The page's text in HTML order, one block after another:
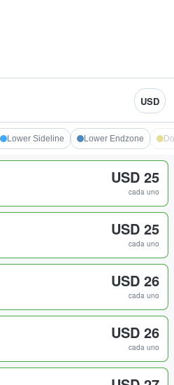
USD
Lower Sideline Lower Endzone
USD 25
cada uno
USD 25
cada uno
USD 26
cada uno
USD 26
cada uno